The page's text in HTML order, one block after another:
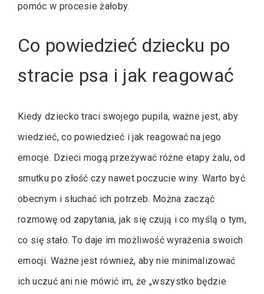
pomóc w procesie żałoby.
Co powiedzieć dziecku po
stracie psa i jak reagować
Kiedy dziecko traci swojego pupila, ważne jest, aby
wiedzieć, co powiedzieć i jak reagować na jego
emocje. Dzieci mogą przeżywać różne etapy żalu, od
smutku po złość czy nawet poczucie winy. Warto być
obecnym i słuchać ich potrzeb. Można zacząć
rozmowę od zapytania, jak się czują i co myślą o tym,
co się stało. To daje im możliwość wyrażenia swoich
emocji. Ważne jest również, aby nie minimalizować
ich uczuć ani nie mówić im, że „wszystko będzie